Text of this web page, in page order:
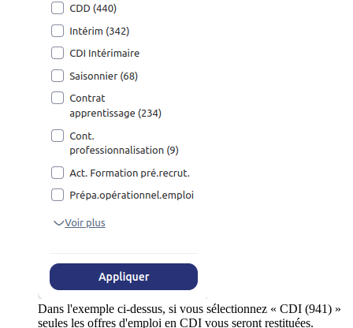
Dans l'exemple ci-dessus, si vous sélectionnez « CDI (941) »
seules les offres d'emploi en CDI vous seront restituées.